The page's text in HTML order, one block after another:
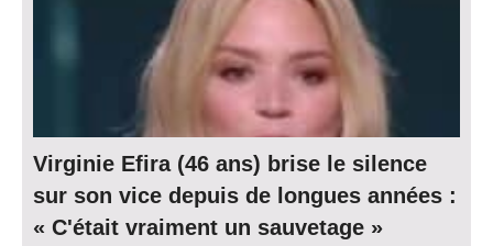
Virginie Efira (46 ans) brise le silence
sur son vice depuis de longues années :
« C'était vraiment un sauvetage »